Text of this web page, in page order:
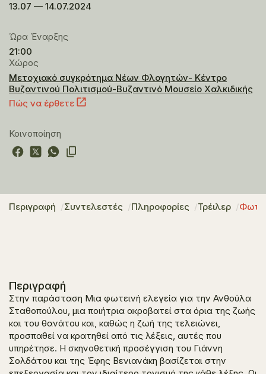
13.07 — 14.07.2024
Ώρα Έναρξης
21:00
Χώρος
Μετοχιακό συγκρότημα Νέων Φλογητών- Κέντρο
Βυζαντινού Πολιτισμού-Βυζαντινό Μουσείο Χαλκιδικής
Πώς να έρθετε
Κοινοποίηση
Περιγραφή Συντελεστές Πληροφορίες Τρέιλερ
Περιγραφή
Στην παράσταση Μια φωτεινή ελεγεία για την Ανθούλα
Σταθοπούλου, μια ποιήτρια ακροβατεί στα όρια της ζωής
και του θανάτου και, καθώς η ζωή της τελειώνει,
προσπαθεί να κρατηθεί από τις λέξεις, αυτές που
υπηρέτησε. Η σκηνοθετική προσέγγιση του Γιάννη
Σολδάτου και της Έφης Βενιανάκη βασίζεται στην